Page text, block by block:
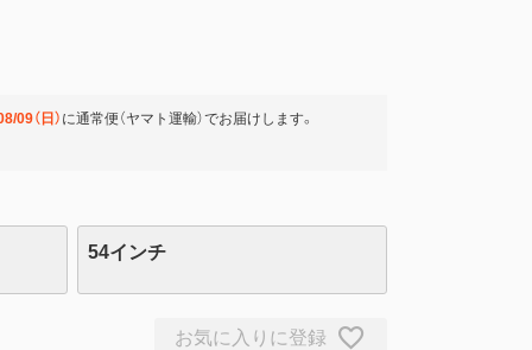
09（日） に通常便（ヤマト運輸）でお届けします。
54インチ
お気に入りに登録